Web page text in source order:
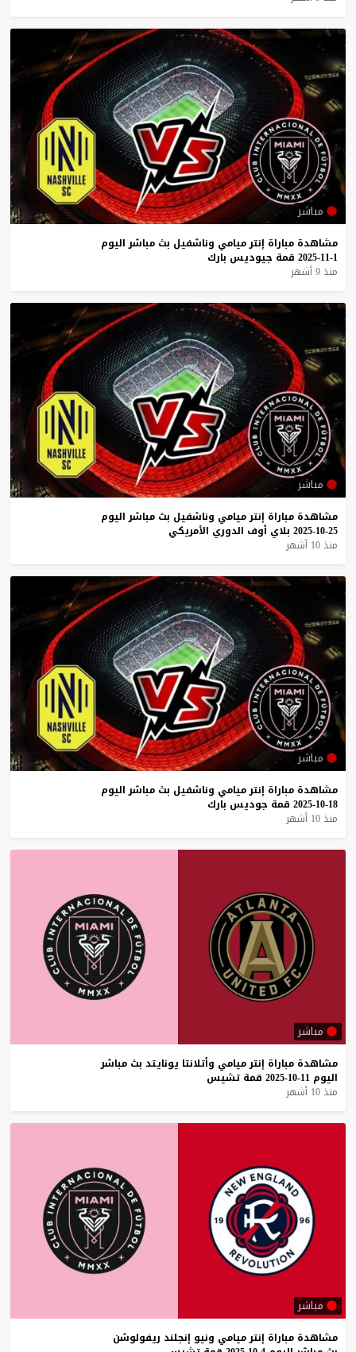
مباشر
مشاهدة مباراة إنترميامي وناشفيل بث مباشر اليوم
1-11-2025
قمة جيوديس بارك
منذ 9 أشهر
مباشر
مشاهدة مباراة إنترميامي وناشفيل بث مباشر اليوم
25-10-2025
بلاي أوف الدوري الأمريكي
منذ 10 أشهر
مباشر
مشاهدة مباراة إنترميامي وناشفيل بث مباشر اليوم
18-10-2025
قمة جوديس بارك
منذ 10 أشهر
مباشر
مشاهدة مباراة إنترميامي وأتلانتا يونايتد بث مباشر
اليوم 11-10-2025 قمة تشيس
منذ 10 أشهر
مباشر
مشاهدة مباراة إنترميامي ونيو إنجلند ريفولوشن